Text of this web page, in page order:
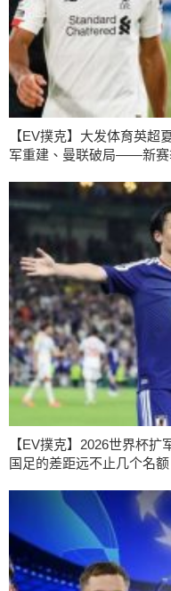
【EV撲克】大发体育英超
军重建、曼联破局——新赛
【EV撲克】2026世界杯
国足的差距远不止几个名额